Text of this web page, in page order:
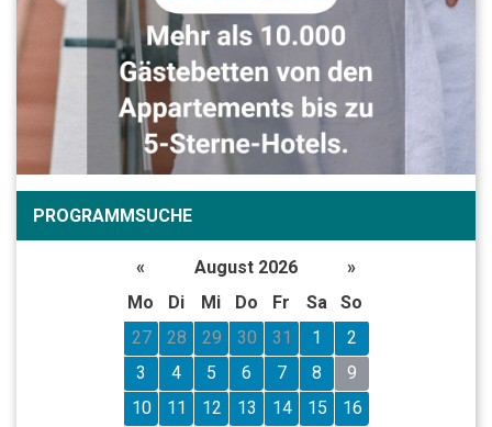
PROGRAMMSUCHE
« August 2026
»
Mo
Di Mi Do Fr Sa
So
27
28 29 30 31 1
2
3
4 5 6 7 8
9
10
11 12 13 14 15
16